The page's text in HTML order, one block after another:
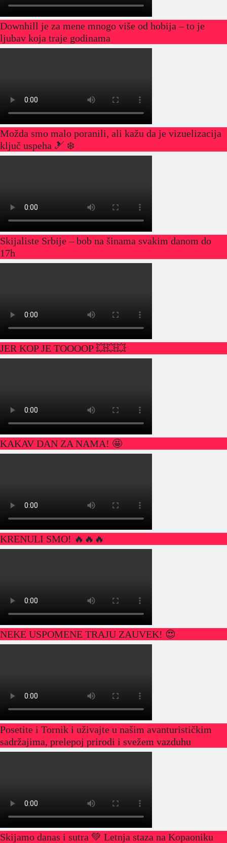
Downhill je za mene mnogo više od hobija – to je
ljubav koja traje godinama
Možda smo malo poranili, ali kažu da je vizuelizacija
ključ uspeha 🎿 ❄️
Skijaliste Srbije – bob na šinama svakim danom do
17h
JER KOP JE TOOOOP 💥💥💥
KAKAV DAN ZA NAMA! 🤩
KRENULI SMO! 🔥🔥🔥
NEKE USPOMENE TRAJU ZAUVEK! 😍
Posetite i Tornik i uživajte u našim avanturističkim
sadržajima, prelepoj prirodi i svežem vazduhu
Skijamo danas i sutra 💚 Letnja staza na Kopaoniku